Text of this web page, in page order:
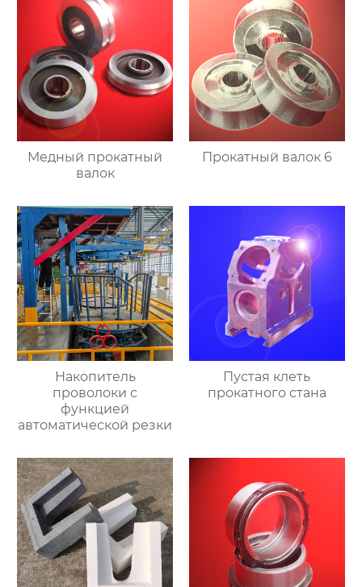
Медный прокатный
валок
Прокатный валок 6
Накопитель
проволоки с
функцией
автоматической резки
Пустая клеть
прокатного стана